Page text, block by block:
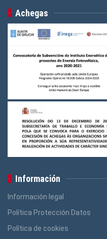
Achegas
Información
Información legal
Política Protección Datos
Política de cookies